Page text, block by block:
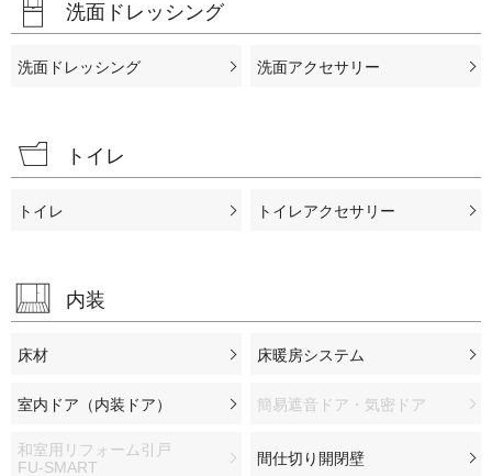
洗面ドレッシング
洗面ドレッシング 洗面アクセサリー
トイレ
トイレ トイレアクセサリー
内装
床材 床暖房システム
室内ドア（内装ドア） 簡易遮音ドア・気密ドア
和室用リフォーム引戸
FU-SMART
間仕切り開閉壁